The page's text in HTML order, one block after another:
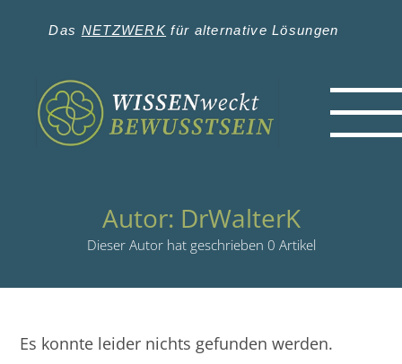
Das NETZWERK für alternative Lösungen
Autor: DrWalterK
Dieser Autor hat geschrieben 0 Artikel
Es konnte leider nichts gefunden werden.